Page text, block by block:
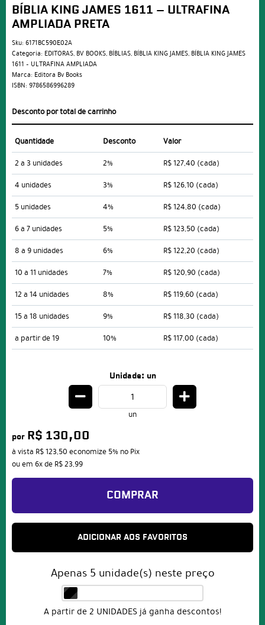
BÍBLIA KING JAMES 1611 – ULTRAFINA
AMPLIADA PRETA
Sku: 6171BC590E02A
Categoria: EDITORAS, BV BOOKS, BÍBLIAS, BÍBLIA KING JAMES, BÍBLIA KING JAMES
1611 – ULTRAFINA AMPLIADA
Marca: Editora Bv Books
ISBN: 9786586996289
Desconto por total de carrinho
Quantidade Desconto
Valor
2 a 3 unidades
2% R$ 127,40 (cada)
4 unidades
3% R$ 126,10 (cada)
5 unidades
4% R$ 124,80 (cada)
6 a 7 unidades
5% R$ 123,50 (cada)
8 a 9 unidades
6% R$ 122,20 (cada)
10 a 11 unidades
7% R$ 120,90 (cada)
12 a 14 unidades
8% R$ 119,60 (cada)
15 a 18 unidades
9% R$ 118,30 (cada)
a partir de 19
10% R$ 117,00 (cada)
Unidade: un
un
por R$ 130,00
à vista R$ 123,50 economize 5% no Pix
ou em 6xde R$ 23,99
COMPRAR
ADICIONAR AOS FAVORITOS
Apenas 5 unidade(s) neste preço
A partir de 2 UNIDADES já ganha descontos!